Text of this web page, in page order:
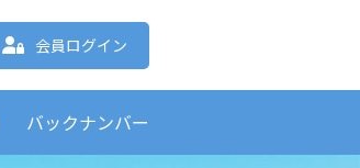
会員ログイン
バックナンバー